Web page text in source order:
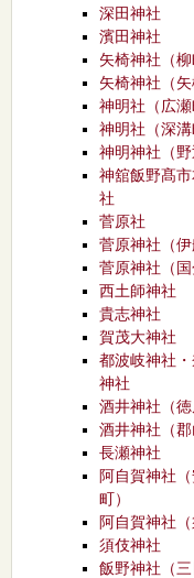
深田神社
濱田神社
矢椅神社（柳
矢椅神社（矢
神明社（広瀬
神明社（深溝
神明神社（野
神舘飯野髙
社
菅原社
菅原神社（伊
菅原神社（国
西土師神社
貴志神社
賀茂大神社
都波岐神社
神社
酒井神社（徳
酒井神社（郡
長瀬神社
阿自賀神社
町）
阿自賀神社（
須伎神社
飯野神社（三